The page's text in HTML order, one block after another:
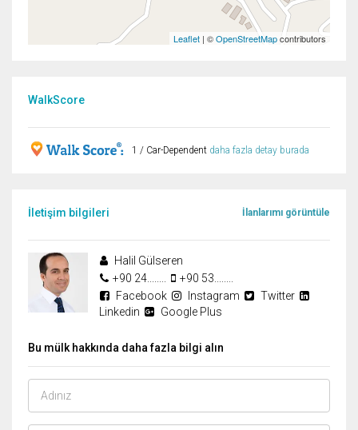
Leaflet | ©OpenStreetMapcontributors
WalkScore
1 / Car-Dependent daha fazla detay burada
İletişim bilgileri İlanlarımı görüntüle
Halil Gülseren
+90 24........
+90 53........
Facebook
Instagram
Twitter
Linkedin
Google Plus
Bu mülk hakkında daha fazla bilgi alın